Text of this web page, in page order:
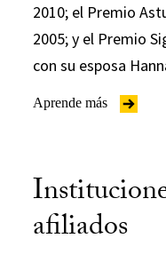
2010; el Premio
2005; y el Premio
con su esposa
Aprende más
afiliados